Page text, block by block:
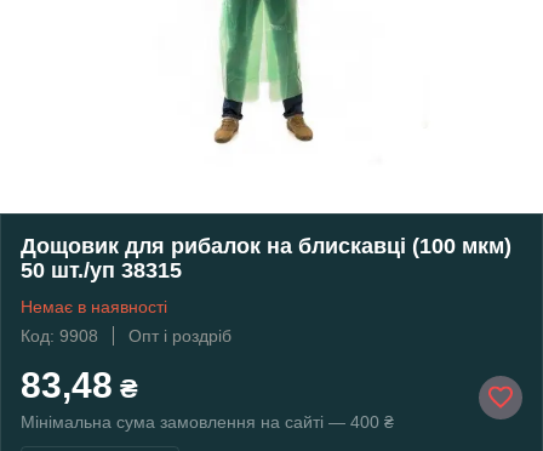
Дощовик для рибалок на блискавці (100 мкм)
50 шт./уп 38315
Немає в наявності
Код: 9908
Опт і роздріб
83,48 ₴
Мінімальна сума замовлення на сайті — 400 ₴